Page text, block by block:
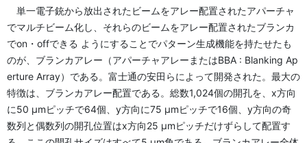
単一電子銃から放出されたビームをアレー配置されたアパーチャ
でマルチビーム化し、それらのビームをアレー配置されたブランカ
でon・offできる ようにすることでパターン生成機能を持たせたも
のが、ブランカアレー（アパーチャアレーまたはBBA : Blanking Ap
erture Array）である。富士通の安田らによって開発された。最大の
特徴は、ブランカアレー配置である。総数1,024個の開孔を、x方向
に50 μmピッチで64個、y方向に75 μmピッチで16個、y方向の奇
数列と偶数列の開孔位置はx方向25 μmピッチだけずらして配置す